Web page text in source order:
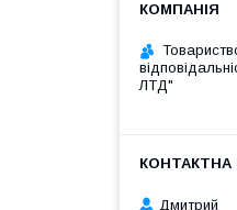
ЛТД"
Дмитрий